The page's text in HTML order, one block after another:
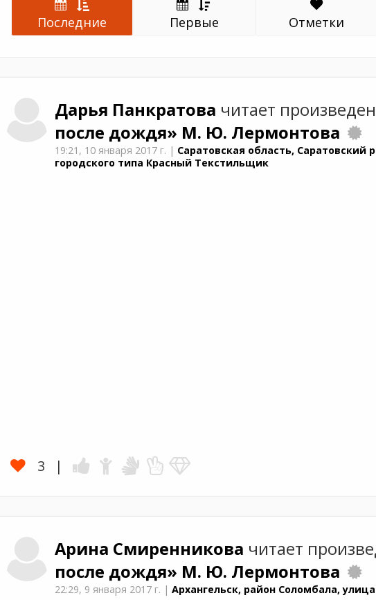
Последние Первые Отметки
Дарья Панкратова читает
после дождя» М. Ю. Лермонтова
19:21, 10 января 2017 г. | Саратовская область, Саратовский
городского типа Красный Текстильщик
3
Арина Смиренникова читает
после дождя» М. Ю. Лермонтова
22:29, 9 января 2017 г. | Архангельск, район Соломбала,